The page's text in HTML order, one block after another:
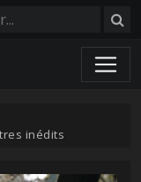
inédits